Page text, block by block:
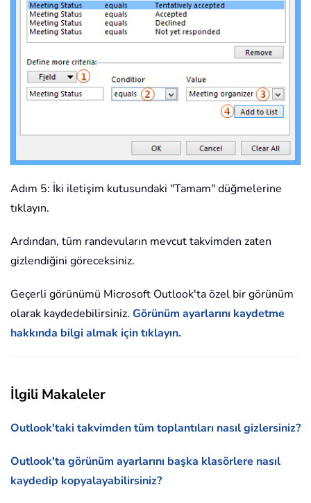
Adım 5: İki iletişim kutusundaki "Tamam" düğmelerine
tıklayın.
Ardından, tüm randevuların mevcut takvimden zaten
gizlendiğini göreceksiniz.
Geçerli görünümü Microsoft Outlook'ta özel bir görünüm
olarak kaydedebilirsiniz. Görünüm ayarlarını kaydetme
hakkında bilgi almak için tıklayın.
İlgili Makaleler
Outlook'taki takvimden tüm toplantıları nasıl gizlersiniz?
Outlook'ta görünüm ayarlarını başka klasörlere nasıl
kaydedip kopyalayabilirsiniz?